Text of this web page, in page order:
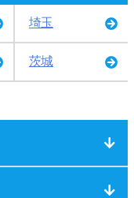
埼玉
茨城